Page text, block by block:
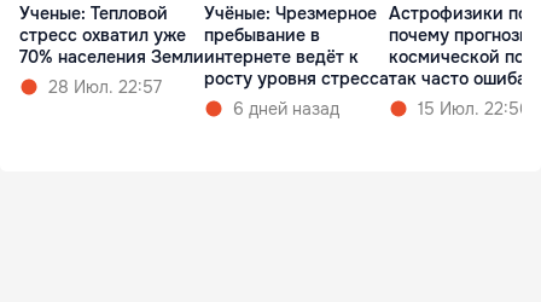
Ученые: Тепловой
стресс охватил уже
70% населения Земли
28 Июл. 22:57
Учёные: Чрезмерное
пребывание в
интернете ведёт к
росту уровня стресса
6 дней назад
Астрофизики
почему прогнозы
космической
так часто
15 Июл. 22:56